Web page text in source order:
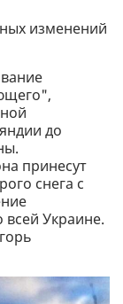
изменений
до
принесут
снега с
всей Украине.